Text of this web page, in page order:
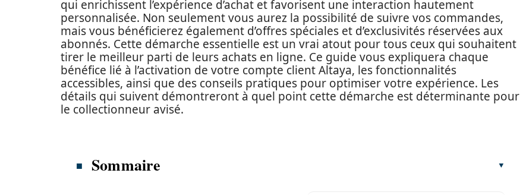
qui enrichissent l’expérience d’achat et favorisent une interaction hautement
personnalisée. Non seulement vous aurez la possibilité de suivre vos commandes,
mais vous bénéficierez également d’offres spéciales et d’exclusivités réservées aux
abonnés. Cette démarche essentielle est un vrai atout pour tous ceux qui souhaitent
tirer le meilleur parti de leurs achats en ligne. Ce guide vous expliquera chaque
bénéfice lié à l’activation de votre compte client Altaya, les fonctionnalités
accessibles, ainsi que des conseils pratiques pour optimiser votre expérience. Les
détails qui suivent démontreront à quel point cette démarche est déterminante pour
le collectionneur avisé.
Sommaire